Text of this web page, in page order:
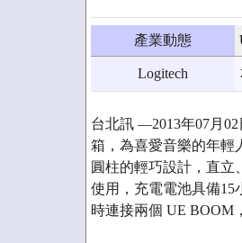
產業動態
Logitech
台北訊 —2013年07月
箱，為喜愛音樂的年輕
圓柱的輕巧設計，直立
使用，充電電池具備15
時連接兩個 UE BOOM